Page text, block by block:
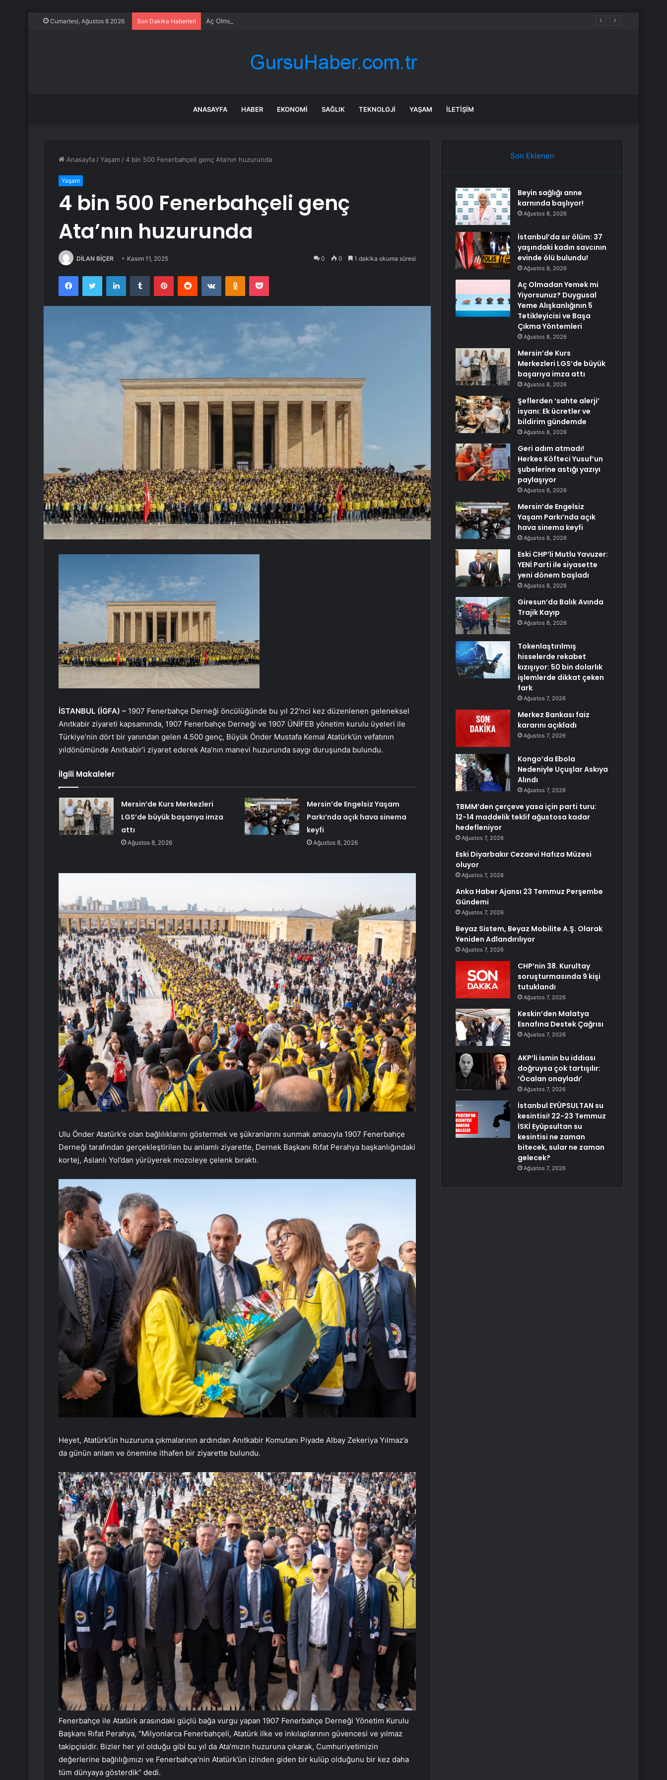
Cumartesi, Ağustos 8 2026 Son Dakika Haberleri Aç Olmadan Yemek mi Yiyorsunuz? Duygusal Yeme Alışkanlığının 5 Tetikleyicisi ve Başa Çıkma Yöntemleri
ANASAYFA HABER EKONOMI SAĞLIK TEKNOLOJI YAŞAM İLETIŞIM
Anasayfa /Yaşam /4 bin 500 Fenerbahçeli genç Ata’nın huzurunda
Yaşam
4 bin 500 Fenerbahçeli genç
Ata’nın huzurunda
DİLAN BİÇER Kasım 11, 2025 0 0 1 dakika okuma süresi
FacebookTwitter LinkedInTumblr PinterestReddit VKontakteOdnoklassniki
Pocket
İSTANBUL (İGFA) – 1907 Fenerbahçe Derneği öncülüğünde bu yıl 22’nci kez düzenlenen geleneksel
Anıtkabir ziyareti kapsamında, 1907 Fenerbahçe Derneği ve 1907 ÜNİFEB yönetim kurulu üyeleri ile
Türkiye’nin dört bir yanından gelen 4.500 genç, Büyük Önder Mustafa Kemal Atatürk’ün vefatının
yıldönümünde Anıtkabir’i ziyaret ederek Ata’nın manevi huzurunda saygı duruşunda bulundu.
İlgili Makaleler
Mersin’de Kurs Merkezleri
LGS’de büyük başarıya imza
attı
Ağustos 8, 2026
Mersin’de Engelsiz Yaşam
Parkı’nda açık hava sinema
keyfi
Ağustos 8, 2026
Ulu Önder Atatürk’e olan bağlılıklarını göstermek ve şükranlarını sunmak amacıyla 1907 Fenerbahçe
Derneği tarafından gerçekleştirilen bu anlamlı ziyarette, Dernek Başkanı Rıfat Perahya başkanlığındaki
kortej, Aslanlı Yol’dan yürüyerek mozoleye çelenk bıraktı.
Heyet, Atatürk’ün huzuruna çıkmalarının ardından Anıtkabir Komutanı Piyade Albay Zekeriya Yılmaz’a
da günün anlam ve önemine ithafen bir ziyarette bulundu.
Fenerbahçe ile Atatürk arasındaki güçlü bağa vurgu yapan 1907 Fenerbahçe Derneği Yönetim Kurulu
Başkanı Rıfat Perahya, “Milyonlarca Fenerbahçeli, Atatürk ilke ve inkılaplarının güvencesi ve yılmaz
takipçisidir. Bizler her yıl olduğu gibi bu yıl da Ata’mızın huzuruna çıkarak, Cumhuriyetimizin
değerlerine bağlılığımızı ve Fenerbahçe’nin Atatürk’ün izinden giden bir kulüp olduğunu bir kez daha
tüm dünyaya gösterdik” dedi.
Son Eklenen
Beyin sağlığı anne
karnında başlıyor!
Ağustos 8, 2026
İstanbul’da sır ölüm: 37
yaşındaki kadın savcının
evinde ölü bulundu!
Ağustos 8, 2026
Aç Olmadan Yemek mi
Yiyorsunuz? Duygusal
Yeme Alışkanlığının 5
Tetikleyicisi ve Başa
Çıkma Yöntemleri
Ağustos 8, 2026
Mersin’de Kurs
Merkezleri LGS’de büyük
başarıya imza attı
Ağustos 8, 2026
Şeflerden ‘sahte alerji’
isyanı: Ek ücretler ve
bildirim gündemde
Ağustos 8, 2026
Geri adım atmadı!
Herkes Köfteci Yusuf’un
şubelerine astığı yazıyı
paylaşıyor
Ağustos 8, 2026
Mersin’de Engelsiz
Yaşam Parkı’nda açık
hava sinema keyfi
Ağustos 8, 2026
Eski CHP’li Mutlu Yavuzer:
YENİ Parti ile siyasette
yeni dönem başladı
Ağustos 8, 2026
Giresun’da Balık Avında
Trajik Kayıp
Ağustos 8, 2026
Tokenlaştırılmış
hisselerde rekabet
kızışıyor: 50 bin dolarlık
işlemlerde dikkat çeken
fark
Ağustos 7, 2026
Merkez Bankası faiz
kararını açıkladı
Ağustos 7, 2026
Kongo’da Ebola
Nedeniyle Uçuşlar Askıya
Alındı
Ağustos 7, 2026
TBMM’den çerçeve yasa için parti turu:
12-14 maddelik teklif ağustosa kadar
hedefleniyor
Ağustos 7, 2026
Eski Diyarbakır Cezaevi Hafıza Müzesi
oluyor
Ağustos 7, 2026
Anka Haber Ajansı 23 Temmuz Perşembe
Gündemi
Ağustos 7, 2026
Beyaz Sistem, Beyaz Mobilite A.Ş. Olarak
Yeniden Adlandırılıyor
Ağustos 7, 2026
CHP’nin 38. Kurultay
soruşturmasında 9 kişi
tutuklandı
Ağustos 7, 2026
Keskin’den Malatya
Esnafına Destek Çağrısı
Ağustos 7, 2026
AKP’li ismin bu iddiası
doğruysa çok tartışılır:
‘Öcalan onayladı’
Ağustos 7, 2026
İstanbul EYÜPSULTAN su
kesintisi! 22-23 Temmuz
İSKİ Eyüpsultan su
kesintisi ne zaman
bitecek, sular ne zaman
gelecek?
Ağustos 7, 2026